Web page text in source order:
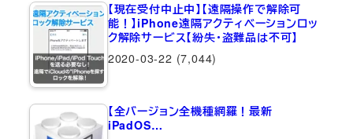
【現在受付中止中】【遠隔操作で解除可
能！】iPhone遠隔アクティベーションロッ
ク解除サービス【紛失・盗難品は不可】
2020-03-22 (7,044)
【全バージョン全機種網羅！最新
iPadOS…